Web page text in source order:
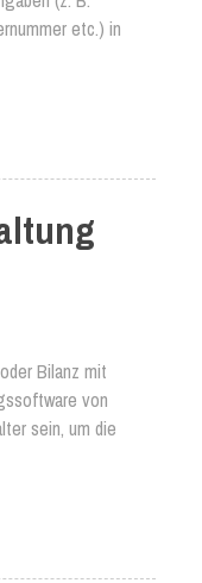
etc.) in
und
verknüpft -
Bilanz mit
von
sein, um die
geht Buchen
mit denen